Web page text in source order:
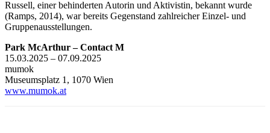
Russell, einer behinderten Autorin und Aktivistin, bekannt wurde
(Ramps, 2014), war bereits Gegenstand zahlreicher Einzel- und
Gruppenausstellungen.
Park McArthur – Contact M
15.03.2025 – 07.09.2025
mumok
Museumsplatz 1, 1070 Wien
www.mumok.at